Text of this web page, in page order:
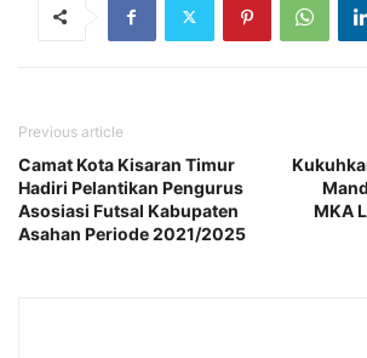
Previous article
Camat Kota Kisaran Timur
Hadiri Pelantikan Pengurus
Asosiasi Futsal Kabupaten
Asahan Periode 2021/2025
MKA